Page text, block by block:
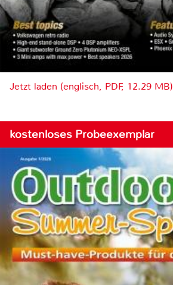
Jetzt laden (englisch, PDF, 12.29 MB)
kostenloses Probeexemplar